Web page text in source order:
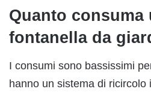
Quanto consuma
fontanella da
I consumi sono bassissimi
hanno un sistema di ricircolo